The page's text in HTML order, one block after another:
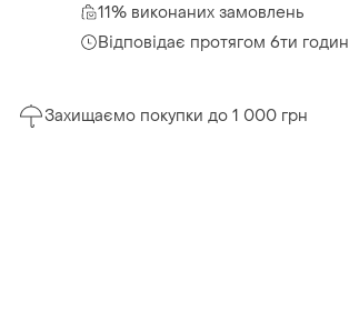
11% виконаних замовлень
Відповідає протягом 6ти годин
Захищаємо покупки до 1 000 грн